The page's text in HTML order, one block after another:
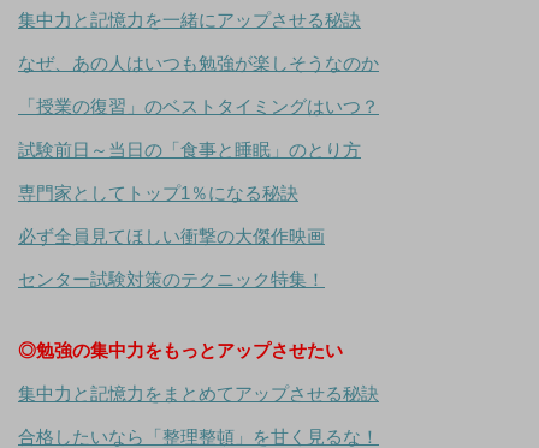
集中力と記憶力を一緒にアップさせる秘訣
なぜ、あの人はいつも勉強が楽しそうなのか
「授業の復習」のベストタイミングはいつ？
試験前日～当日の「食事と睡眠」のとり方
専門家としてトップ1％になる秘訣
必ず全員見てほしい衝撃の大傑作映画
センター試験対策のテクニック特集！
◎勉強の集中力をもっとアップさせたい
集中力と記憶力をまとめてアップさせる秘訣
合格したいなら「整理整頓」を甘く見るな！